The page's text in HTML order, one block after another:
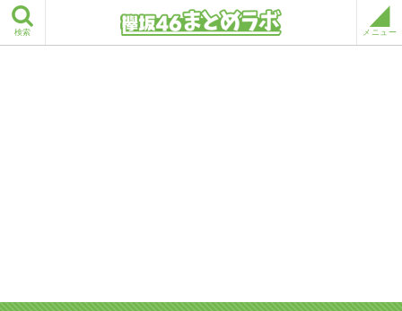
検索 メニュー